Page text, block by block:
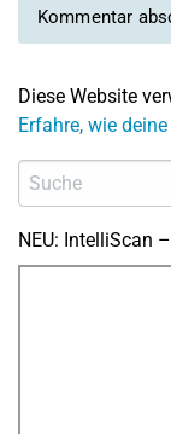
Diese Website
Erfahre, wie
NEU: IntelliScan